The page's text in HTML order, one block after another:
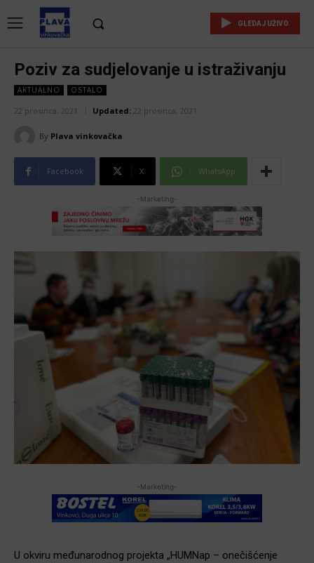
GLEDAJ UŽIVO
Poziv za sudjelovanje u istraživanju
AKTUALNO OSTALO
22 prosinca, 2021 Updated: 22 prosinca, 2021
By Plava vinkovačka
Facebook X WhatsApp
-Marketing-
-Marketing-
U okviru međunarodnog projekta „HUMNap – onečišćenje